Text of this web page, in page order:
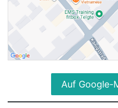
Auf Google-